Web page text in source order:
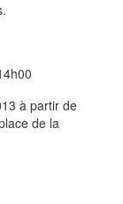
à partir de
de la